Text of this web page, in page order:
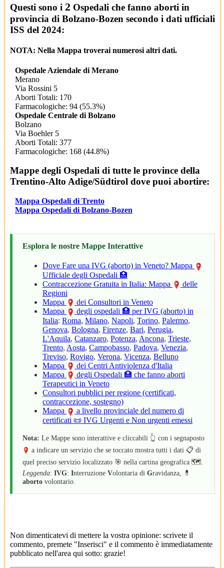
2
2
2
2
2
2
2
2
Questi sono i 2 Ospedali che fanno aborti in
provincia di Bolzano-Bozen secondo i dati ufficiali
ISS del 2024:
NOTA: Nella Mappa troverai numerosi altri dati.
Ospedale Aziendale di Merano
Merano
Via Rossini 5
Aborti Totali: 170
Farmacologiche: 94 (55.3%)
Ospedale Centrale di Bolzano
Bolzano
Via Boehler 5
Aborti Totali: 377
Farmacologiche: 168 (44.8%)
Mappe degli Ospedali di tutte le province della
Trentino-Alto Adige/Südtirol dove puoi abortire:
Mappa Ospedali di Trento
Mappa Ospedali di Bolzano-Bozen
Esplora le nostre Mappe Interattive
Dove Fare una IVG (aborto) in Veneto? Mappa
Ufficiale degli Ospedali 🏥
Contraccezione Gratuita in Italia: Mappa
delle
Regioni
Mappa
dei Consultori in Veneto
Mappa
degli ospedali 🏥 per IVG (aborto) in
Italia: Roma, Milano, Napoli, Torino, Palermo,
Genova, Bologna, Firenze, Bari, Perugia,
L'Aquila, Catanzaro, Potenza, Ancona, Trieste,
Trento, Aosta, Campobasso, Padova, Venezia,
Treviso, Rovigo, Verona, Vicenza, Belluno
Mappa
dei Centri Antiviolenza d'Italia
Mappa
degli Ospedali 🏥 che fanno aborti
Terapeutici in Veneto
Consultori pubblici per regione (certificati,
contraccezione, sostegno)
Mappa
a livello provinciale del numero di
certificati 📜 IVG Urgenti e Non urgenti emessi
Nota: Le Mappe sono interattive e cliccabili 👆 con i segnaposto
a indicare un servizio che se toccato mostra tutti i dati 📋 di
quel preciso servizio localizzato 🎯 nella cartina geografica 🗺️.
Leggenda: IVG: Interruzione Volontaria di Gravidanza, 💊
aborto volontario.
Non dimenticatevi di mettere la vostra opinione: scrivete il
commento, premete "Inserisci" e il commento è immediatamente
pubblicato nell'area qui sotto: grazie!